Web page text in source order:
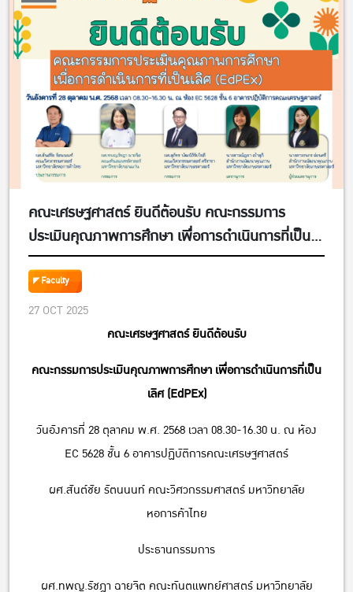
คณะเศรษฐศาสตร์ ยินดีต้อนรับ คณะกรรมการ
ประเมินคุณภาพการศึกษา เพื่อการดำเนินการที่เป็น
เลิศ (EdPEx)
Faculty
27 OCT 2025
คณะเศรษฐศาสตร์ ยินดีต้อนรับ
คณะกรรมการประเมินคุณภาพการศึกษา เพื่อการดำเนินการที่เป็น
เลิศ (EdPEx)
วันอังคารที่ 28 ตุลาคม พ.ศ. 2568 เวลา 08.30-16.30 น. ณ ห้อง
EC 5628 ชั้น 6 อาคารปฏิบัติการคณะเศรษฐศาสตร์
ผศ.สันต์ชัย รัตนนนท์ คณะวิศวกรรมศาสตร์ มหาวิทยาลัย
หอการค้าไทย
ประธานกรรมการ
ผศ.ทพญ.รัชฎา ฉายจิต คณะทันตแพทย์ศาสตร์ มหาวิทยาลัย